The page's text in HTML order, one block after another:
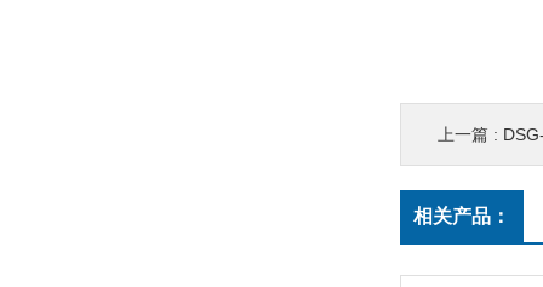
上一篇 :
相关产品：